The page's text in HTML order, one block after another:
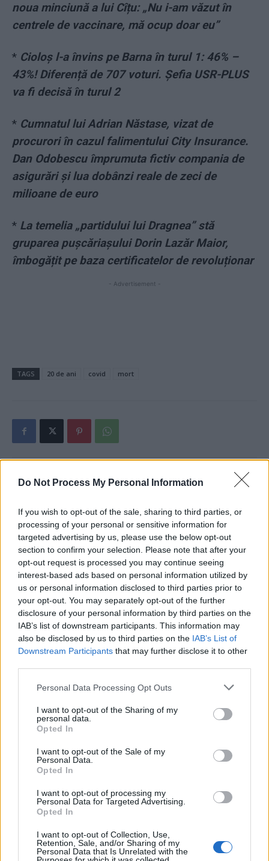
Do Not Process My Personal Information
If you wish to opt-out of the sale, sharing to third parties, or
processing of your personal or sensitive information for
targeted advertising by us, please use the below opt-out
section to confirm your selection. Please note that after your
opt-out request is processed you may continue seeing
interest-based ads based on personal information utilized by
us or personal information disclosed to third parties prior to
your opt-out. You may separately opt-out of the further
disclosure of your personal information by third parties on the
IAB’s list of downstream participants. This information may
also be disclosed by us to third parties on the IAB’s List of
Downstream Participants that may further disclose it to other
Personal Data Processing Opt Outs
I want to opt-out of the Sharing of my
personal data.
Opted In
I want to opt-out of the Sale of my
Personal Data.
Opted In
I want to opt-out of processing my
Personal Data for Targeted Advertising.
Opted In
I want to opt-out of Collection, Use,
Retention, Sale, and/or Sharing of my
Personal Data that Is Unrelated with the
noua minciună a lui Cîțu: „Nu i-am văzut în
centrele de vaccinare, mă ocup doar eu”
* Cioloș l-a învins pe Barna în turul 1: 46% –
43%! Diferență de 707 voturi. Șefia USR-PLUS
va fi decisă în turul 2
* Cumnatul lui Adrian Năstase, vizat de
procurori în cazul falimentului City Insurance.
Dan Odobescu împrumuta fictiv compania de
asigurări și lua dobânzi reale de zeci de
milioane de euro
* La temelia „partidului lui Dragnea” stă
gruparea pușcăriașului Dorin Lazăr Maior,
îmbogățit pe baza certificatelor de revoluționar
- Advertisement -
TAGS 20 de ani covid mort
Articolul precedent
„Votați-l pe Orban! Nu dați
vrabia din mână pe cioara
nebună de pe gard!”
Articolul următor
nemiloase în bătălia cu o
panglică. La mijloc: Raluca
Turcan. S-a celebrat o
investiție locală
Redacţia
RELATED ARTICLES
comise de PSD-AUR: ”Vom analiza
cu atenție modificările aduse legii.
financiare”
tabăra anti-europeană PSD-AUR:
pierdem 5 miliarde de euro și nu